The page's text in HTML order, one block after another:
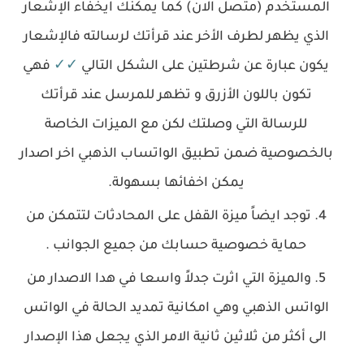
المستخدم (متصل الان) كما يمكنك ايخفاء الإشعار
الذي يظهر لطرف الأخر عند قرأتك لرسالته فالإشعار
يكون عبارة عن شرطتين على الشكل التالي ✓✓ فهي
تكون باللون الأزرق و تظهر للمرسل عند قرأتك
للرسالة التي وصلتك لكن مع الميزات الخاصة
بالخصوصية ضمن تطبيق الواتساب الذهبي اخر اصدار
يمكن اخفائها بسهولة.
توجد ايضاً ميزة القفل على المحادثات لتتمكن من
حماية خصوصية حسابك من جميع الجوانب .
والميزة التي اثرت جدلاً واسعا في هدا الاصدار من
الواتس الذهبي وهي امكانية تمديد الحالة في الواتس
الى أكثر من ثلاثين ثانية الامر الذي يجعل هذا الإصدار